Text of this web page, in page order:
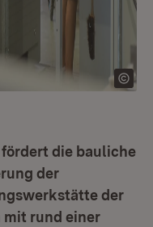
die bauliche
der
der
mit rund einer